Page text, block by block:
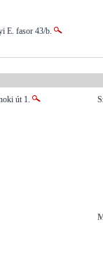
E. fasor 43/b.
út 1.